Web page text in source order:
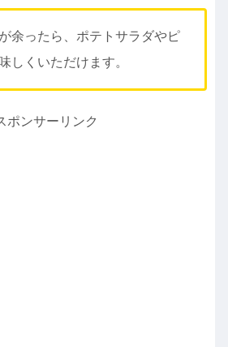
余ったら、ポテトサラダやピ
しくいただけます。
ポンサーリンク